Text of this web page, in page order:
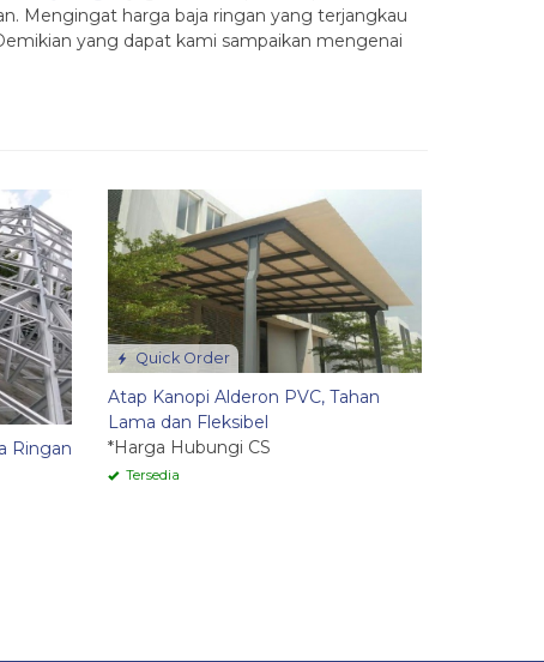
Mengingat harga baja ringan yang terjangkau
yang dapat kami sampaikan mengenai
Ringan
Quick Order
Atap Kanopi Alderon PVC, Tahan
Lama dan Fleksibel
*Harga Hubungi CS
Tersedia